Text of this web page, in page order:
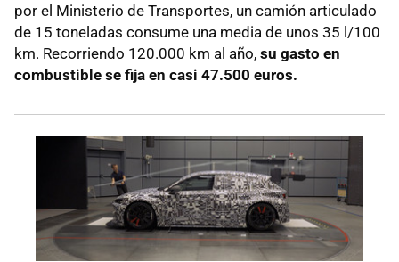
por el Ministerio de Transportes, un camión articulado
de 15 toneladas consume una media de unos 35 l/100
km. Recorriendo 120.000 km al año, su gasto en
combustible se fija en casi 47.500 euros.